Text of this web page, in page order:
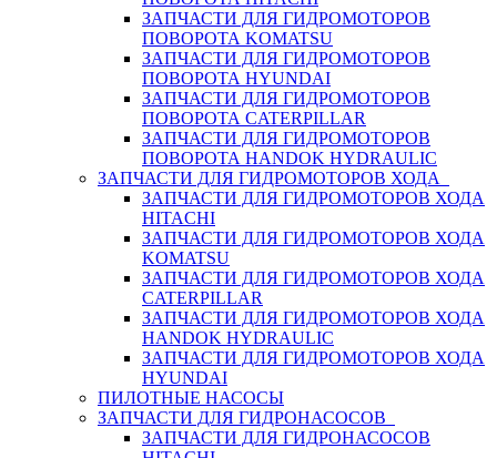
ЗАПЧАСТИ ДЛЯ ГИДРОМОТОРОВ
ПОВОРОТА KOMATSU
ЗАПЧАСТИ ДЛЯ ГИДРОМОТОРОВ
ПОВОРОТА HYUNDAI
ЗАПЧАСТИ ДЛЯ ГИДРОМОТОРОВ
ПОВОРОТА CATERPILLAR
ЗАПЧАСТИ ДЛЯ ГИДРОМОТОРОВ
ПОВОРОТА HANDOK HYDRAULIC
ЗАПЧАСТИ ДЛЯ ГИДРОМОТОРОВ ХОДА
ЗАПЧАСТИ ДЛЯ ГИДРОМОТОРОВ ХОДА
HITACHI
ЗАПЧАСТИ ДЛЯ ГИДРОМОТОРОВ ХОДА
KOMATSU
ЗАПЧАСТИ ДЛЯ ГИДРОМОТОРОВ ХОДА
CATERPILLAR
ЗАПЧАСТИ ДЛЯ ГИДРОМОТОРОВ ХОДА
HANDOK HYDRAULIC
ЗАПЧАСТИ ДЛЯ ГИДРОМОТОРОВ ХОДА
HYUNDAI
ПИЛОТНЫЕ НАСОСЫ
ЗАПЧАСТИ ДЛЯ ГИДРОНАСОСОВ
ЗАПЧАСТИ ДЛЯ ГИДРОНАСОСОВ